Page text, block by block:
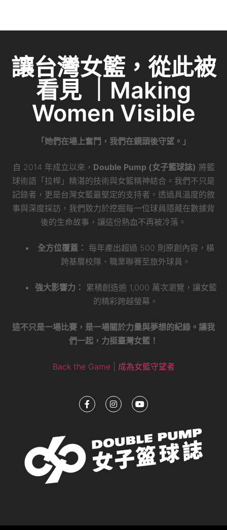
讓台灣女籃，從此被
看見 ｜Making
Women Visible
「她們在場上奮鬥，我們在鏡頭後守望。」
自 2014 年成立以來， Double Pump (女子籃球誌) 將籃
球術語「拉桿」精湛的技術與女籃精神結合。我們不只是
記錄者，更是台灣女籃最堅定的支持者。透過具溫度的敘
事與深度採訪，我們致力於挖掘每一位球員隱藏在數據背
後的生命故事，讓這份熱血不再被冷落。
全方位覆蓋： 每年產出超過 500 則原創內容，橫
跨基層校隊、職業聯賽至旅外球員。
強大影響力：
累積創造逾 1,000 萬次瀏覽，讓女籃
的精彩跨越螢幕。
這不只是一場比賽，是一場關於力量與夢想的紀錄。讓我
們一起，力挺臺灣女籃！
Back the Game | 成為女籃守望者